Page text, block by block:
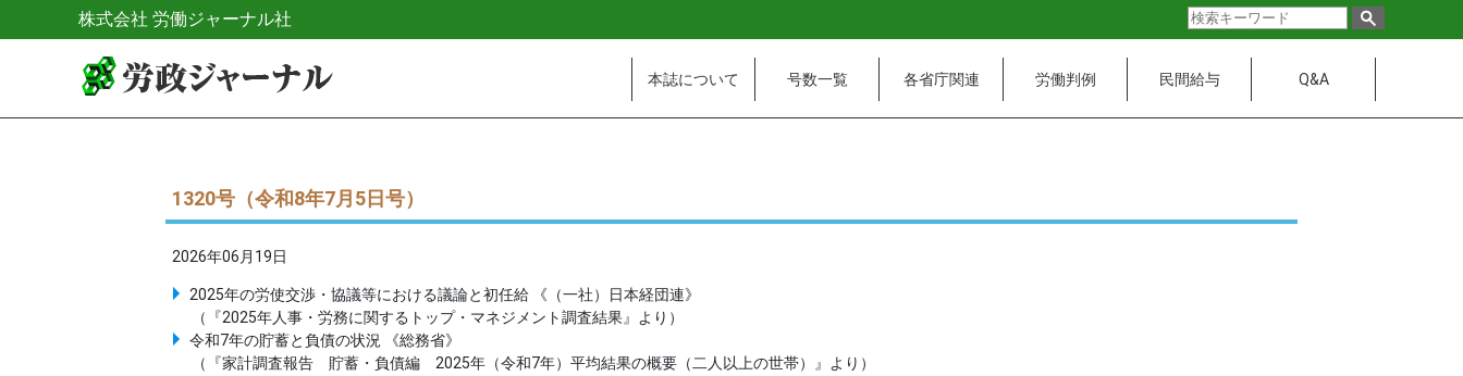
株式会社 労働ジャーナル社
本誌について 号数一覧 各省庁関連 労働判例 民間給与 Q&A
1320号（令和8年7月5日号）
2026年06月19日
2025年の労使交渉・協議等における議論と初任給 《（一社）日本経団連》
（『2025年人事・労務に関するトップ・マネジメント調査結果』より）
令和7年の貯蓄と負債の状況 《総務省》
（『家計調査報告 貯蓄・負債編 2025年（令和7年）平均結果の概要（二人以上の世帯）』より）